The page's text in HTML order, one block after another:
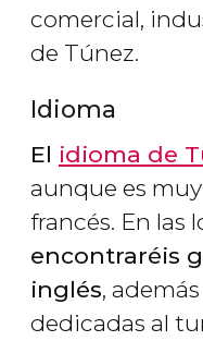
comercial,
de Túnez.
Idioma
El idioma de
aunque es
francés. En las
encontraréis
inglés,
dedicadas al